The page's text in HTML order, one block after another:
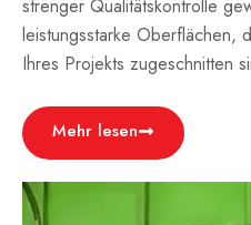
strenger Qualitätskontrolle
leistungsstarke Oberflächen,
Ihres Projekts zugeschnitten
Mehr lesen